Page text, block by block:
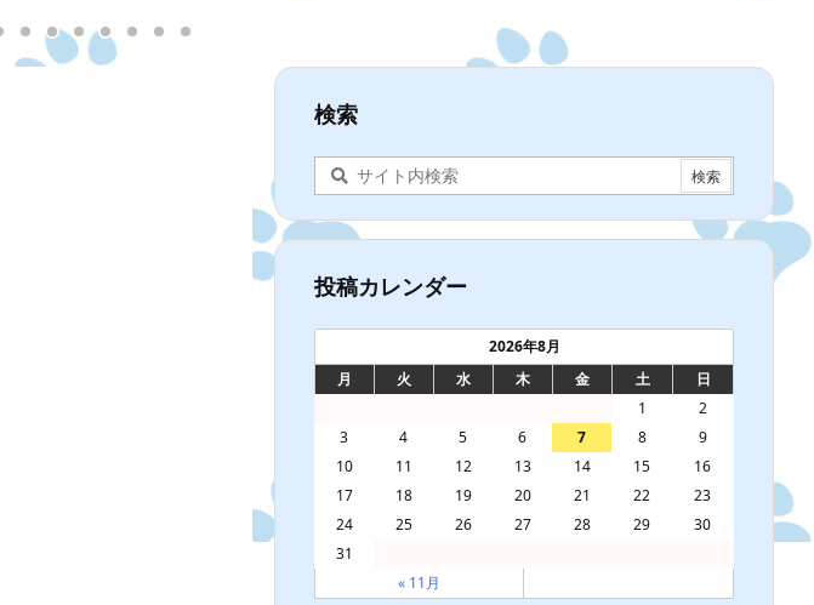
検索
投稿カレンダー
2026年8月
月
火 水 木 金 土
日
1
2
3
4 5 6 7 8
9
10
11 12 13 14 15
16
17
18 19 20 21 22
23
24
25 26 27 28 29
30
31
« 11月